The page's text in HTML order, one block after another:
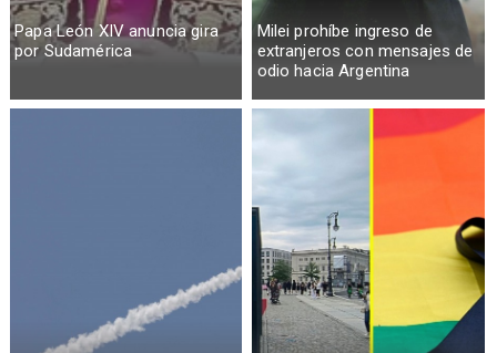
Papa León XIV anuncia gira
por Sudamérica
Milei prohíbe ingreso de
extranjeros con mensajes de
odio hacia Argentina